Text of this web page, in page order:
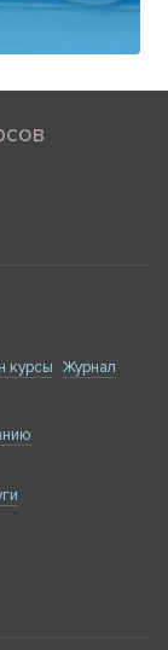
курсы Журнал